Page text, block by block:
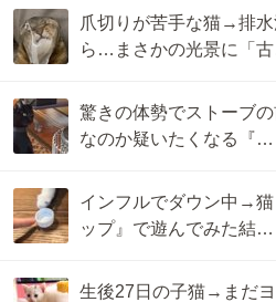
爪切りが苦手な猫→排
ら…まさかの光景に「
驚きの体勢でストーブ
なのか疑いたくなる『…
インフルでダウン中→
ップ』で遊んでみた結…
生後27日の子猫→まだ